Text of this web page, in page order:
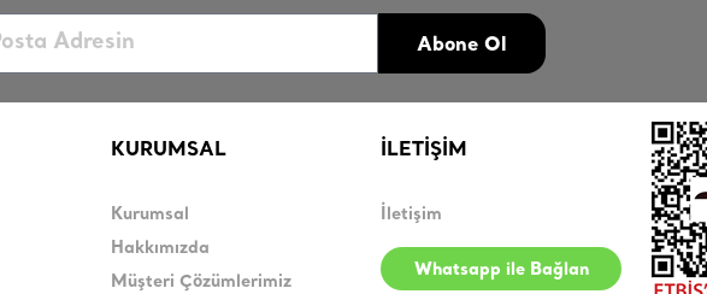
Abone Ol
KURUMSAL
Kurumsal
Hakkımızda
Müşteri Çözümlerimiz
İLETİŞİM
İletişim
Whatsapp ile Bağlan